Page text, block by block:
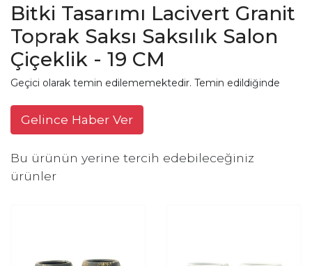
Bitki Tasarımı Lacivert Granit
Toprak Saksı Saksılık Salon
Çiçeklik - 19 CM
Geçici olarak temin edilememektedir. Temin edildiğinde
Gelince Haber Ver
Bu ürünün yerine tercih edebileceğiniz
ürünler